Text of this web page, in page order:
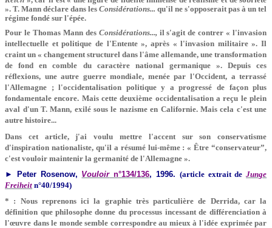
». T. Mann déclare dans lesConsidérations... qu'il ne s'opposerait pas à un tel
régime fondé sur l'épée.
Pour le Thomas Mann des Considérations..., il s'agit de contrer « l'invasion
intellectuelle et politique de l'Entente », après « l'invasion militaire ». Il
craint un « changement structurel dans l'âme allemande, une transformation
de fond en comble du caractère national germanique ». Depuis ces
réflexions, une autre guerre mondiale, menée par l'Occident, a terrassé
l'Allemagne ; l'occidentalisation politique y a progressé de façon plus
fondamentale encore. Mais cette deuxième occidentalisation a reçu le plein
aval d'un T. Mann, exilé sous le nazisme en Californie. Mais cela c'est une
autre histoire...
Dans cet article, j'ai voulu mettre l'accent sur son conservatisme
d'inspiration nationaliste, qu'il a résumé lui-même : « Être “conservateur”,
c'est vouloir maintenir la germanité de l'Allemagne ».
► Peter Rosenow, Vouloirn°134/136, 1996. (article extrait deJunge
Freiheit n°40/1994)
* : Nous reprenons ici la graphie très particulière de Derrida, car la
définition que philosophe donne du processus incessant de différenciation à
l'œuvre dans le monde semble correspondre au mieux à l'idée exprimée par